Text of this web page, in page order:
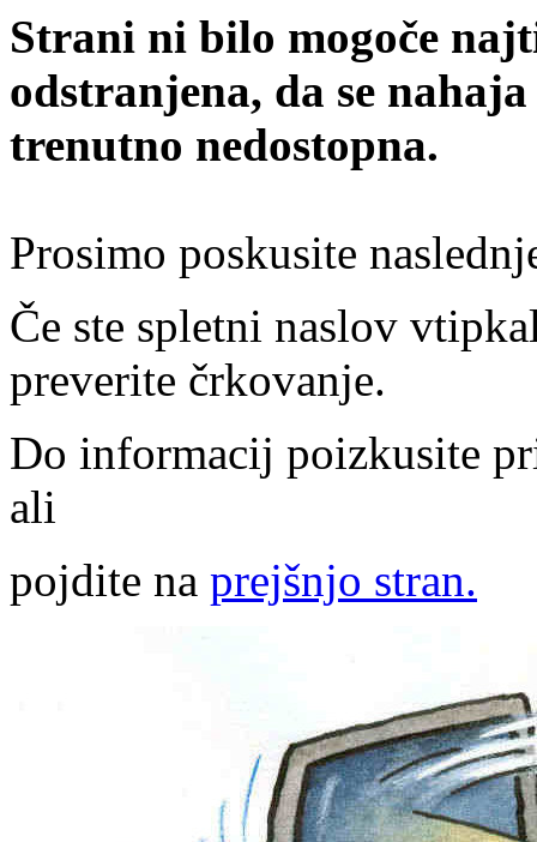
Strani ni bilo mogoče
odstranjena, da se
trenutno nedostopna.
Prosimo poskusite
Če ste spletni naslov
preverite črkovanje.
Do informacij poizkusite
ali
pojdite na prejšnjo stran.